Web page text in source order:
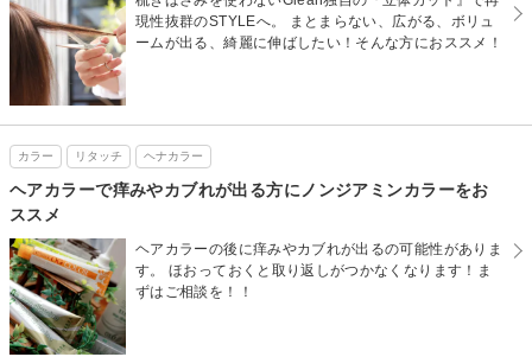
現性抜群のSTYLEへ。 まとまらない、広がる、ボリュ
ームが出る、綺麗に伸ばしたい！そんな方におススメ！
カラー リタッチ ヘナカラー
ヘアカラーで痒みやカブれが出る方にノンジアミンカラーをお
ススメ
ヘアカラーの後に痒みやカブれが出るの可能性がありま
す。 ほおっておくと取り返しがつかなくなります！ま
ずはご相談を！！